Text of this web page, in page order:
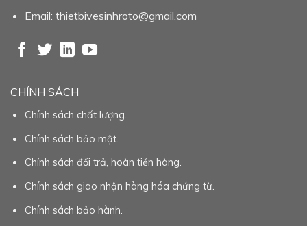
Email: thietbivesinhroto@gmail.com
CHÍNH SÁCH
Chính sách chất lượng.
Chính sách bảo mật.
Chính sách đổi trả, hoàn tiền hàng.
Chính sách giao nhận hàng hóa chứng từ.
Chính sách bảo hành.